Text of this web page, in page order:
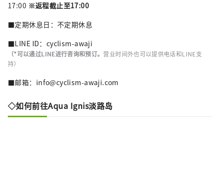
17:00 ※返程截止至17:00
■定期休息日：不定期休息
■LINE ID：cyclism-awaji
（*可以通过LINE进行咨询和预订。 营业时间外也可以提供电话和LINE支
持）
■邮箱：info@cyclism-awaji.com
◇如何前往Aqua Ignis淡路岛